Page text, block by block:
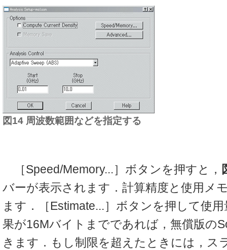
図14 周波数範囲などを指定する
［Speed/Memory...］ボタンを押すと，
バーが表示されます．計算精度と使用メ
ます．［Estimate...］ボタンを押して使
果が16Mバイトまでであれば，無償版の
きます．もし制限を超えたときには，ス